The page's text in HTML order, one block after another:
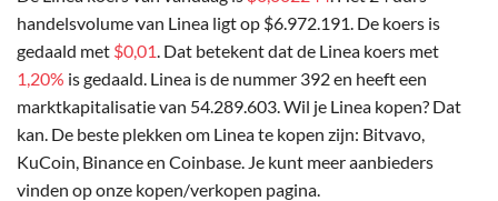
handelsvolume van Linea ligt op $6.972.191. De koers is
gedaald met $0,01. Dat betekent dat de Linea koers met
1,20% is gedaald. Linea is de nummer 392 en heeft een
marktkapitalisatie van 54.289.603. Wil je Linea kopen? Dat
kan. De beste plekken om Linea te kopen zijn: Bitvavo,
KuCoin, Binance en Coinbase. Je kunt meer aanbieders
vinden op onze kopen/verkopen pagina.